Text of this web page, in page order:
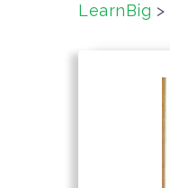
LearnBig >